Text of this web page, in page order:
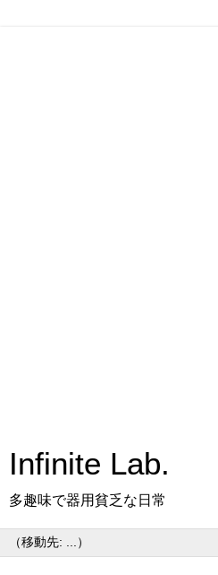
Infinite Lab.
多趣味で器用貧乏な日常